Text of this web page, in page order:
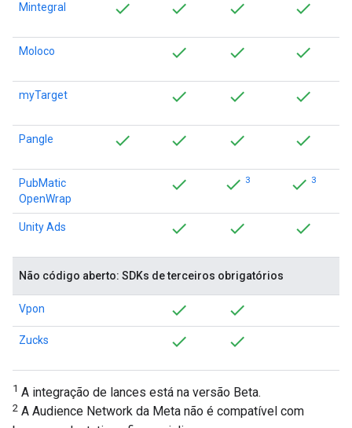
Mintegral
Moloco
myTarget
Pangle
PubMatic
OpenWrap
3 3
Unity Ads
Não código aberto: SDKs de terceiros obrigatórios
Vpon
Zucks
1 A integração de lances está na versão Beta.
2 A Audience Network da Meta não é compatível com